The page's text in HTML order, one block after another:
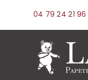
04 79 24 21 96